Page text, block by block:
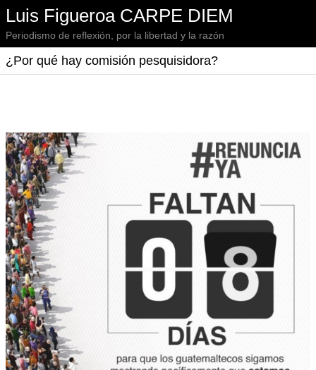
Luis Figueroa CARPE DIEM
Periodismo de reflexión, por la libertad y la razón
¿Por qué hay comisión pesquisidora?